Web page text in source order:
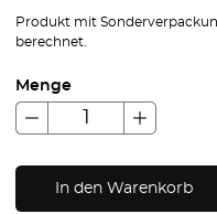
Produkt mit
berechnet.
Menge
In den Warenkorb